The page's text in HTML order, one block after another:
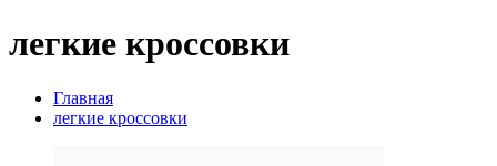
легкие кроссовки
Главная
легкие кроссовки